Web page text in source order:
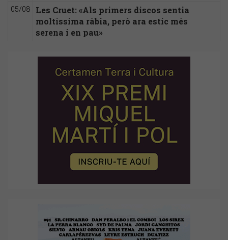
05/08
Les Cruet: «Als primers discos sentia
moltíssima ràbia, però ara estic més
serena i en pau»